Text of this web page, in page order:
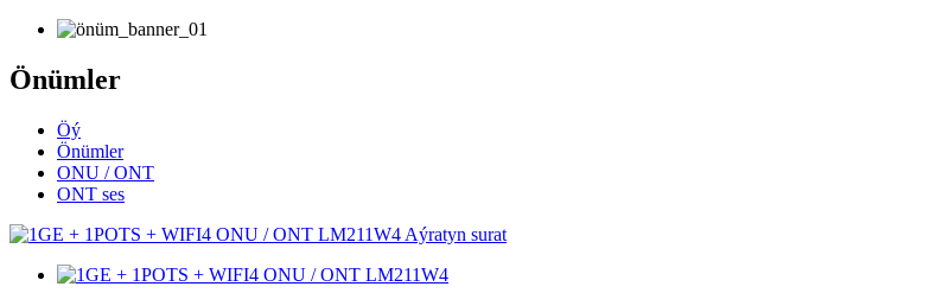
Önümler
Öý
Önümler
ONU / ONT
ONT ses